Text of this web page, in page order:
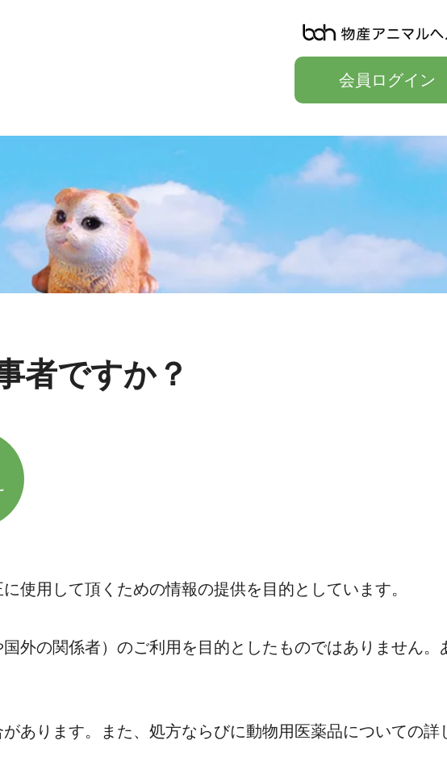
会員ログイン
者ですか？
使用して頂くための情報の提供を目的としています。
外の関係者）のご利用を目的としたものではありません。
あります。また、処方ならびに動物用医薬品についての詳